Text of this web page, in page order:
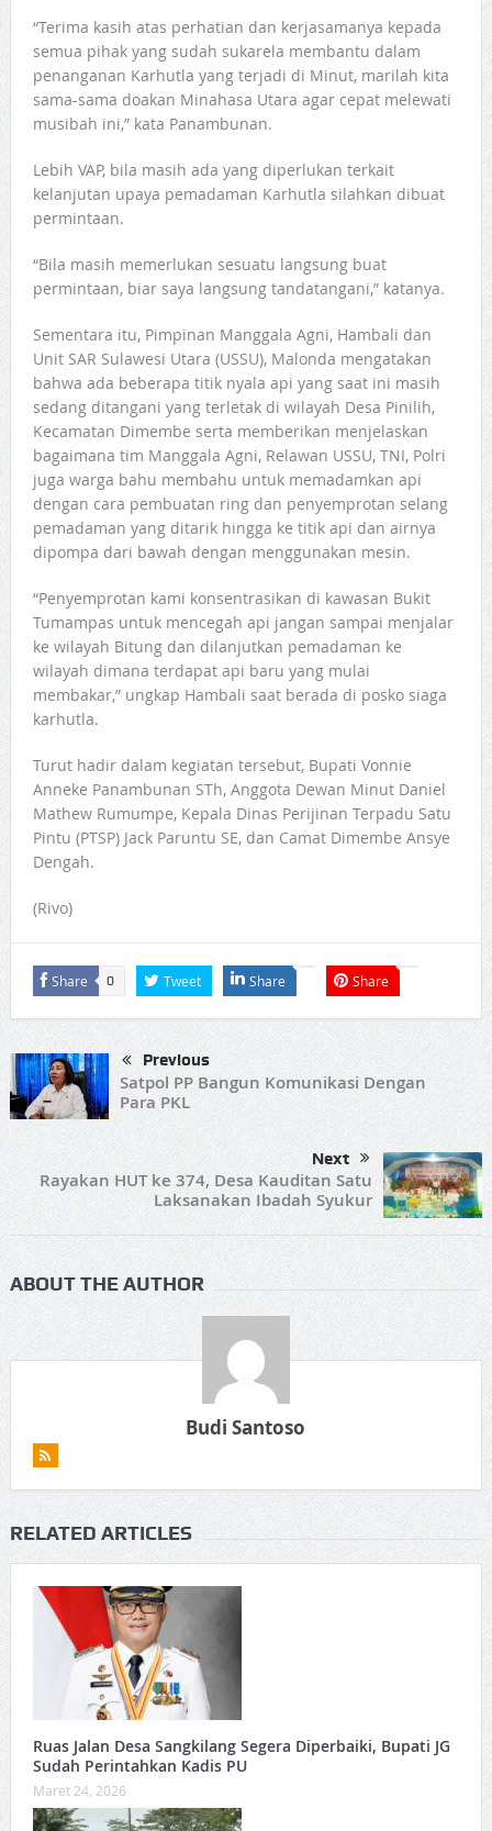
“Terima kasih atas perhatian dan kerjasamanya kepada
semua pihak yang sudah sukarela membantu dalam
penanganan Karhutla yang terjadi di Minut, marilah kita
sama-sama doakan Minahasa Utara agar cepat melewati
musibah ini,” kata Panambunan.
Lebih VAP, bila masih ada yang diperlukan terkait
kelanjutan upaya pemadaman Karhutla silahkan dibuat
permintaan.
“Bila masih memerlukan sesuatu langsung buat
permintaan, biar saya langsung tandatangani,” katanya.
Sementara itu, Pimpinan Manggala Agni, Hambali dan
Unit SAR Sulawesi Utara (USSU), Malonda mengatakan
bahwa ada beberapa titik nyala api yang saat ini masih
sedang ditangani yang terletak di wilayah Desa Pinilih,
Kecamatan Dimembe serta memberikan menjelaskan
bagaimana tim Manggala Agni, Relawan USSU, TNI, Polri
juga warga bahu membahu untuk memadamkan api
dengan cara pembuatan ring dan penyemprotan selang
pemadaman yang ditarik hingga ke titik api dan airnya
dipompa dari bawah dengan menggunakan mesin.
“Penyemprotan kami konsentrasikan di kawasan Bukit
Tumampas untuk mencegah api jangan sampai menjalar
ke wilayah Bitung dan dilanjutkan pemadaman ke
wilayah dimana terdapat api baru yang mulai
membakar,” ungkap Hambali saat berada di posko siaga
karhutla.
Turut hadir dalam kegiatan tersebut, Bupati Vonnie
Anneke Panambunan STh, Anggota Dewan Minut Daniel
Mathew Rumumpe, Kepala Dinas Perijinan Terpadu Satu
Pintu (PTSP) Jack Paruntu SE, dan Camat Dimembe Ansye
Dengah.
(Rivo)
Share 0 Tweet Share Share
Previous
Satpol PP Bangun Komunikasi Dengan
Para PKL
Next
Rayakan HUT ke 374, Desa Kauditan Satu
Laksanakan Ibadah Syukur
ABOUT THE AUTHOR
Budi Santoso
RELATED ARTICLES
Ruas Jalan Desa Sangkilang Segera Diperbaiki, Bupati JG
Sudah Perintahkan Kadis PU
Maret 24, 2026